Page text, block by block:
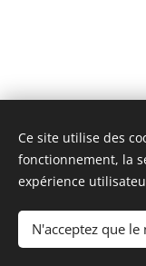
Ce site utilise des
fonctionnement, la
expérience
N'acceptez que le